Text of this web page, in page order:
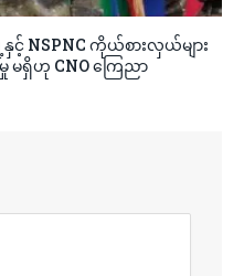
နှင့် NSPNC ကိုယ်စားလှယ်များ
မရှိဟု CNO ကြေညာ